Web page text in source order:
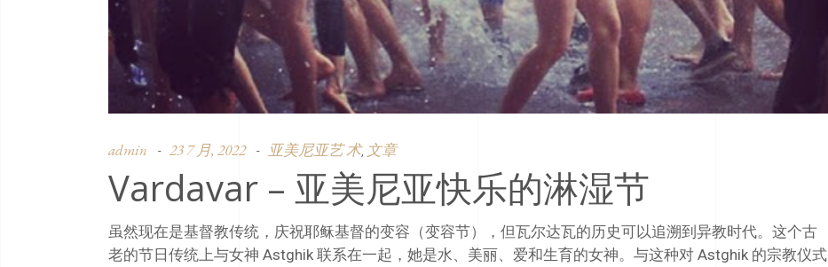
admin 23 7 月, 2022 亚美尼亚艺 术, 文章
Vardavar – 亚美尼亚快乐的淋湿节
虽然现在是基督教传统，庆祝耶稣基督的变容（变容节），但瓦尔达瓦的历史可以追溯到异教时代。这个古
老的节日传统上与女神 Astghik 联系在一起，她是水、美丽、爱和生育的女神。与这种对 Astghik 的宗教仪式